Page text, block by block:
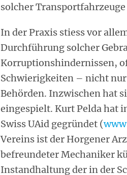
solcher
In der Praxis stiess vor
Durchführung solcher
Korruptionshindernissen,
Schwierigkeiten – nicht
Behörden. Inzwischen hat
eingespielt. Kurt Pelda hat
Swiss UAid gegründet (
Vereins ist der Horgener
befreundeter Mechaniker
Instandhaltung der in der